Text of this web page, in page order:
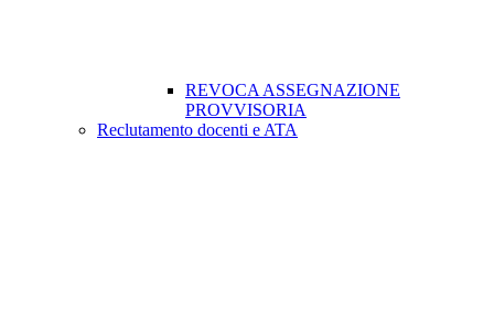
REVOCA ASSEGNAZIONE
PROVVISORIA
Reclutamento docenti e ATA